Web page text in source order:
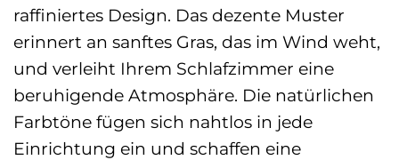
raffiniertes Design. Das dezente Muster
erinnert an sanftes Gras, das im Wind weht,
und verleiht Ihrem Schlafzimmer eine
beruhigende Atmosphäre. Die natürlichen
Farbtöne fügen sich nahtlos in jede
Einrichtung ein und schaffen eine